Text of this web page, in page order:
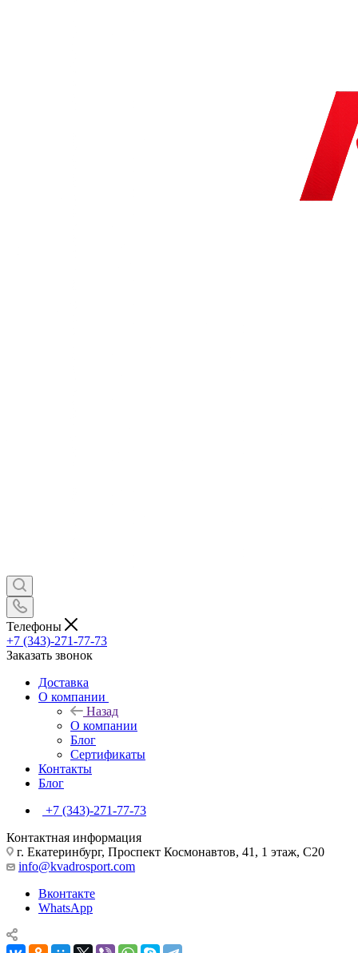
Телефоны
+7 (343)-271-77-73
Заказать звонок
Доставка
О компании
Назад
О компании
Блог
Сертификаты
Контакты
Блог
+7 (343)-271-77-73
Контактная информация
г. Екатеринбург, Проспект Космонавтов, 41, 1 этаж, С20
info@kvadrosport.com
Вконтакте
WhatsApp